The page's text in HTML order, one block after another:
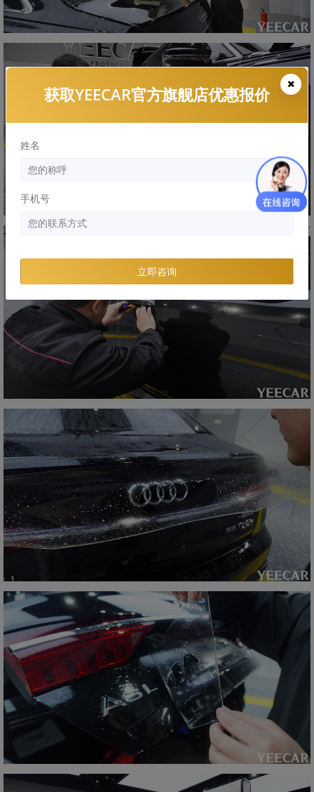
获取YEECAR官方旗舰店优惠报价
姓名
手机号
立即咨询